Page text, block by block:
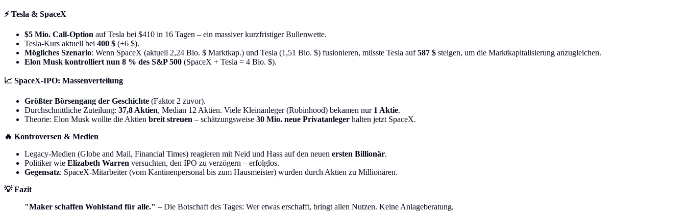
⚡ Tesla & SpaceX
$5 Mio. Call-Option auf Tesla bei $410 in 16 Tagen – ein massiver kurzfristiger Bullenwette.
Tesla-Kurs aktuell bei 400 $ (+6 $).
Mögliches Szenario: Wenn SpaceX (aktuell 2,24 Bio. $ Marktkap.) und Tesla (1,51 Bio. $) fusionieren, müsste Tesla auf587 $ steigen, um die Marktkapitalisierung anzugleichen.
Elon Musk kontrolliert nun 8 % des S&P 500 (SpaceX + Tesla = 4 Bio. $).
📈 SpaceX-IPO: Massenverteilung
Größter Börsengang der Geschichte (Faktor 2 zuvor).
Durchschnittliche Zuteilung: 37,8 Aktien, Median 12 Aktien. Viele Kleinanleger (Robinhood) bekamen nur 1 Aktie.
Theorie: Elon Musk wollte die Aktien breit streuen – schätzungsweise 30 Mio. neue Privatanleger halten jetzt SpaceX.
🔥 Kontroversen & Medien
Legacy-Medien (Globe and Mail, Financial Times) reagieren mit Neid und Hass auf den neuen ersten Billionär.
Politiker wie Elizabeth Warren versuchten, den IPO zu verzögern – erfolglos.
Gegensatz: SpaceX-Mitarbeiter (vom Kantinenpersonal bis zum Hausmeister) wurden durch Aktien zu Millionären.
💡 Fazit
"Maker schaffen Wohlstand für alle." – Die Botschaft des Tages: Wer etwas erschafft, bringt allen Nutzen. Keine Anlageberatung.